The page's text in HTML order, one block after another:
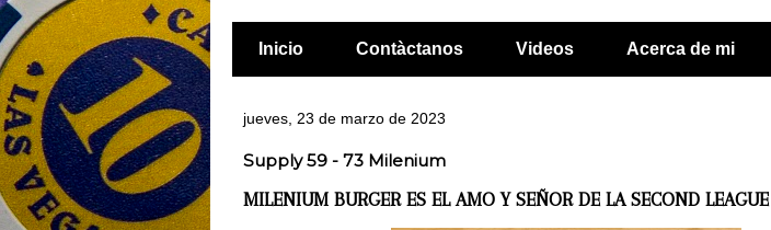
Inicio Contàctanos Videos Acerca de mi
jueves, 23 de marzo de 2023
Supply 59 - 73 Milenium
MILENIUM BURGER ES EL AMO Y SEÑOR DE LA SECOND LEAGUE